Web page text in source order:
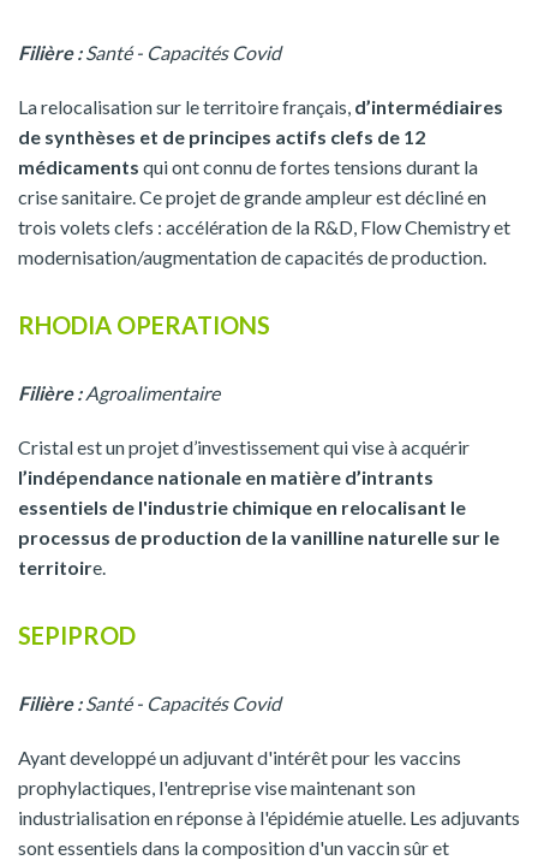
Filière :Santé - Capacités Covid
La relocalisation sur le territoire français, d’intermédiaires
de synthèses et de principes actifs clefs de 12
médicaments qui ont connu de fortes tensions durant la
crise sanitaire. Ce projet de grande ampleur est décliné en
trois volets clefs : accélération de la R&D, Flow Chemistry et
modernisation/augmentation de capacités de production.
RHODIA OPERATIONS
Filière :Agroalimentaire
Cristal est un projet d’investissement qui vise à acquérir
l’indépendance nationale en matière d’intrants
essentiels de l'industrie chimique en relocalisant le
processus de production de la vanilline naturelle sur le
territoire.
SEPIPROD
Filière :Santé - Capacités Covid
Ayant developpé un adjuvant d'intérêt pour les vaccins
prophylactiques, l'entreprise vise maintenant son
industrialisation en réponse à l'épidémie atuelle. Les adjuvants
sont essentiels dans la composition d'un vaccin sûr et